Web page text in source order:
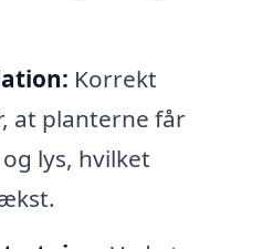
Korrekt
at planterne får
lys, hvilket